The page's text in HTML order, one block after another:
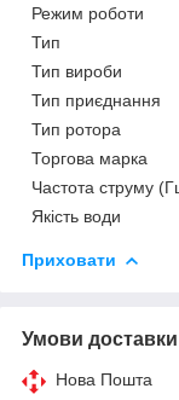
Режим роботи
Тип
Тип вироби
Тип приєднання
Тип ротора
Торгова марка
Частота струму
Якість води
Приховати
Умови доставки
Нова Пошта